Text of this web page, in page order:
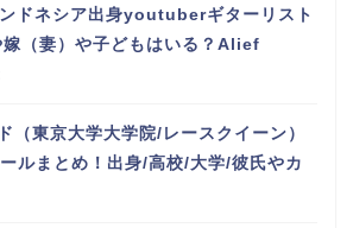
ドネシア出身youtuberギターリスト
（妻）や子どもはいる？Alief
（東京大学大学院/レースクイーン）
ルまとめ！出身/高校/大学/彼氏やカ